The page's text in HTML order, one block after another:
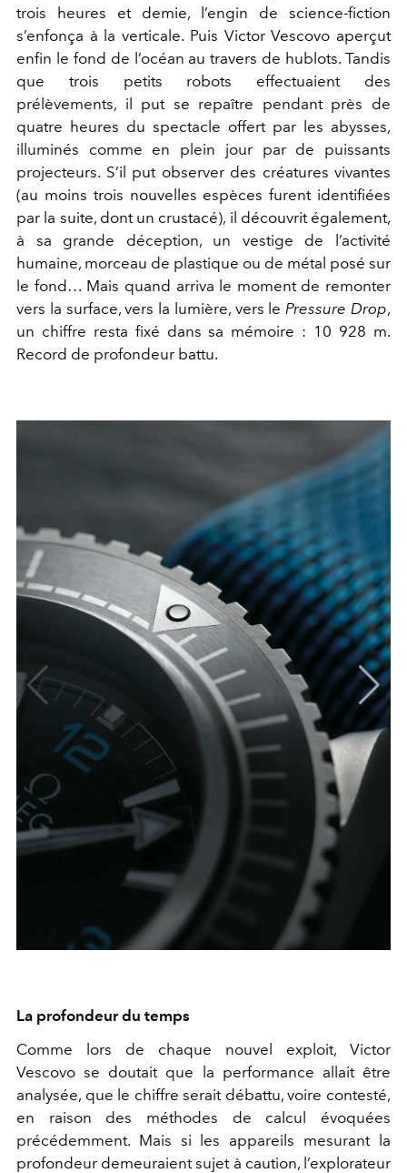
trois heures et demie, l’engin de science-fiction
s’enfonça à la verticale. Puis Victor Vescovo aperçut
enfin le fond de l’océan au travers de hublots. Tandis
que trois petits robots effectuaient des
prélèvements, il put se repaître pendant près de
quatre heures du spectacle offert par les abysses,
illuminés comme en plein jour par de puissants
projecteurs. S’il put observer des créatures vivantes
(au moins trois nouvelles espèces furent identifiées
par la suite, dont un crustacé), il découvrit également,
à sa grande déception, un vestige de l’activité
humaine, morceau de plastique ou de métal posé sur
le fond… Mais quand arriva le moment de remonter
vers la surface, vers la lumière, vers le Pressure Drop,
un chiffre resta fixé dans sa mémoire : 10 928 m.
Record de profondeur battu.
La profondeur du temps
Comme lors de chaque nouvel exploit, Victor
Vescovo se doutait que la performance allait être
analysée, que le chiffre serait débattu, voire contesté,
en raison des méthodes de calcul évoquées
précédemment. Mais si les appareils mesurant la
profondeur demeuraient sujet à caution, l’explorateur